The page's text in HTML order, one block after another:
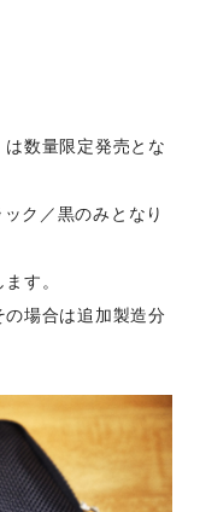
数量限定発売とな
ク／黒のみとなり
す。
場合は追加製造分